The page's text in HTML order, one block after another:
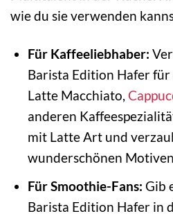
wie du sie verwenden
Für Kaffeeliebhaber:
Barista Edition Hafer
Latte Macchiato,
anderen
mit Latte Art und
wunderschönen Motiven.
Für Smoothie-Fans: Gib
Barista Edition Hafer in